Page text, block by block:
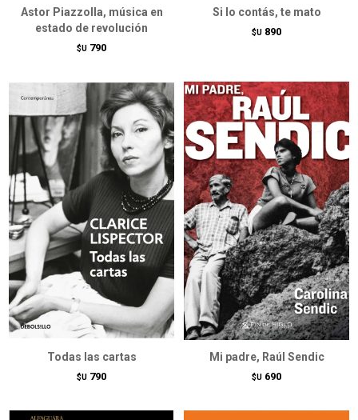
Astor Piazzolla, música en
estado de revolución
$U 790
Si lo contás, te mato
$U 890
Todas las cartas
$U 790
Mi padre, Raúl Sendic
$U 690